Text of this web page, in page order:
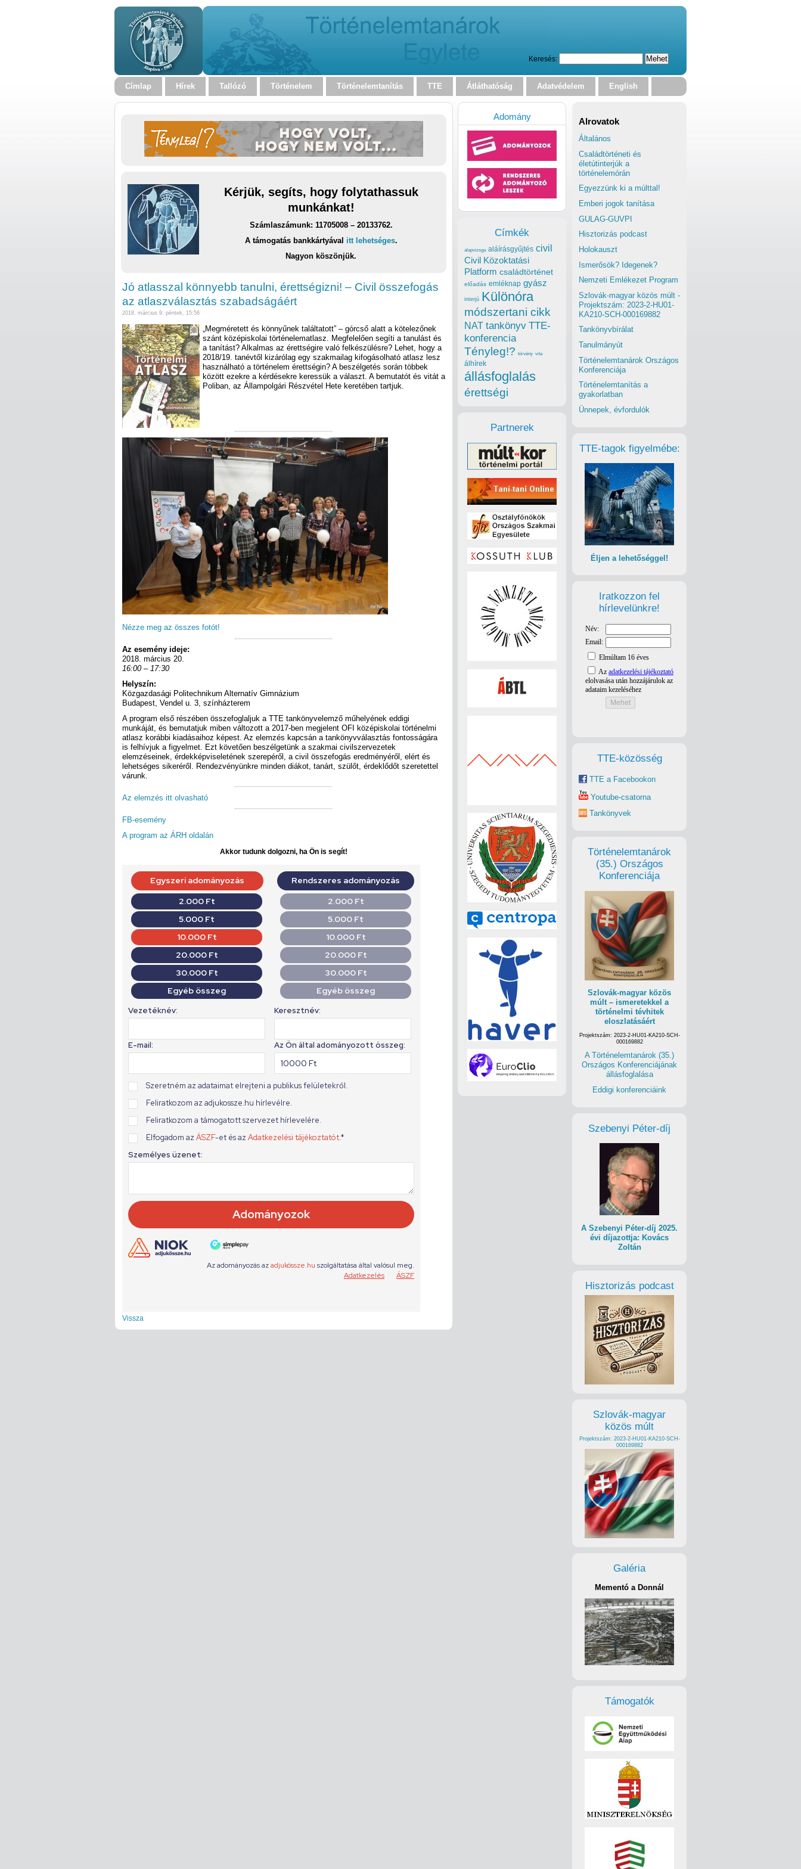
Keresés:
Címlap Hírek Tallózó Történelem Történelemtanítás TTE Átláthatóság Adatvédelem English
Kérjük, segíts, hogy folytathassuk
munkánkat!
Számlaszámunk: 11705008 – 20133762.
A támogatás bankkártyával itt lehetséges.
Nagyon köszönjük.
Jó atlasszal könnyebb tanulni, érettségizni! – Civil összefogás
az atlaszválasztás szabadságáért
2018. március 9. péntek, 15:56
„Megméretett és könnyűnek találtatott” – górcső alatt a kötelezőnek
szánt középiskolai történelematlasz. Megfelelően segíti a tanulást és
a tanítást? Alkalmas az érettségire való felkészülésre? Lehet, hogy a
2018/19. tanévtől kizárólag egy szakmailag kifogásolható atlasz lesz
használható a történelem érettségin? A beszélgetés során többek
között ezekre a kérdésekre keressük a választ. A bemutatót és vitát a
Poliban, az Állampolgári Részvétel Hete keretében tartjuk.
Nézze meg az összes fotót!
Az esemény ideje:
2018. március 20.
16:00 – 17:30
Helyszín:
Közgazdasági Politechnikum Alternatív Gimnázium
Budapest, Vendel u. 3, színházterem
A program első részében összefoglaljuk a TTE tankönyvelemző műhelyének eddigi
munkáját, és bemutatjuk miben változott a 2017-ben megjelent OFI középiskolai történelmi
atlasz korábbi kiadásaihoz képest. Az elemzés kapcsán a tankönyvválasztás fontosságára
is felhívjuk a figyelmet. Ezt követően beszélgetünk a szakmai civilszervezetek
elemzéseinek, érdekképviseletének szerepéről, a civil összefogás eredményéről, elért és
lehetséges sikeréről. Rendezvényünkre minden diákot, tanárt, szülőt, érdeklődőt szeretettel
várunk.
Az elemzés itt olvasható
FB-esemény
A program az ÁRH oldalán
Akkor tudunk dolgozni, ha Ön is segít!
Vissza
Alrovatok
Általános
Családtörténeti és
életútinterjúk a
történelemórán
Egyezzünk ki a múlttal!
Emberi jogok tanítása
GULAG-GUVPI
Hisztorizás podcast
Holokauszt
Ismerősök? Idegenek?
Nemzeti Emlékezet Program
Szlovák-magyar közös múlt -
Projektszám: 2023-2-HU01-
KA210-SCH-000169882
Tankönyvbírálat
Tanulmányút
Történelemtanárok Országos
Konferenciája
Történelemtanítás a
gyakorlatban
Ünnepek, évfordulók
TTE-tagok figyelmébe:
Éljen a lehetőséggel!
Iratkozzon fel
hírlevelünkre!
TTE-közösség
TTE a Facebookon
Youtube-csatorna
Tankönyvek
Történelemtanárok
(35.) Országos
Konferenciája
Szlovák-magyar közös
múlt – ismeretekkel a
történelmi tévhitek
eloszlatásáért
Projektszám: 2023-2-HU01-KA210-SCH-
000169882
A Történelemtanárok (35.)
Országos Konferenciájának
állásfoglalása
Eddigi konferenciáink
Szebenyi Péter-díj
A Szebenyi Péter-díj 2025.
évi díjazottja: Kovács
Zoltán
Hisztorizás podcast
Szlovák-magyar
közös múlt
Projektszám: 2023-2-HU01-KA210-SCH-
000169882
Galéria
Mementó a Donnál
Támogatók
Adomány
Címkék
alapvizsga aláírásgyűjtés civil
Civil Közoktatási
Platform családtörténet
előadás emléknap gyász
interjú Különóra
módszertani cikk
NAT tankönyv TTE-
konferencia
Tényleg!? törvény vita
álhírek
állásfoglalás
érettségi
Partnerek